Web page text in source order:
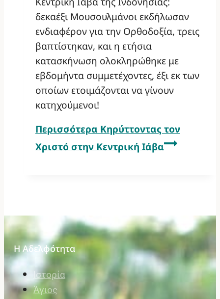
δεκαέξι Μουσουλμάνοι εκδήλωσαν
ενδιαφέρον για την Ορθοδοξία, τρεις
βαπτίστηκαν, και η ετήσια
κατασκήνωση ολοκληρώθηκε με
εβδομήντα συμμετέχοντες, έξι εκ των
οποίων ετοιμάζονται να γίνουν
κατηχούμενοι!
Περισσότερα Κηρύττοντας τον
Χριστό στην Κεντρική Ιάβα
Η Αδελφότητα
Ιστορία
Άγιος